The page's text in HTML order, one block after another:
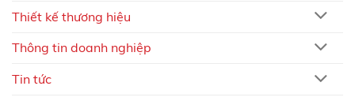
Thiết kế thương hiệu
Thông tin doanh nghiệp
Tin tức